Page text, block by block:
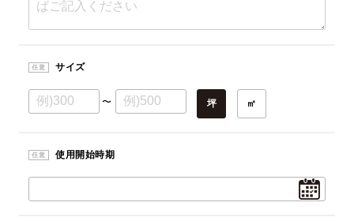
任意 サイズ
〜 坪 ㎡
任意 使用開始時期